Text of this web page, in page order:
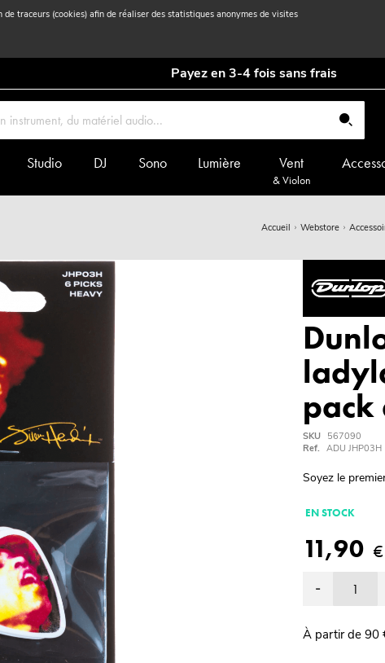
traceurs (cookies) afin de réaliser des statistiques anonymes de visites
Payez en 3-4 fois sans frais
Studio DJ Sono Lumière Vent
& Violon
Accueil Webstore
pack
SKU 567090
Ref. ADU JHP03H
Soyez le
EN STOCK
11,90 €
-
À partir de 90